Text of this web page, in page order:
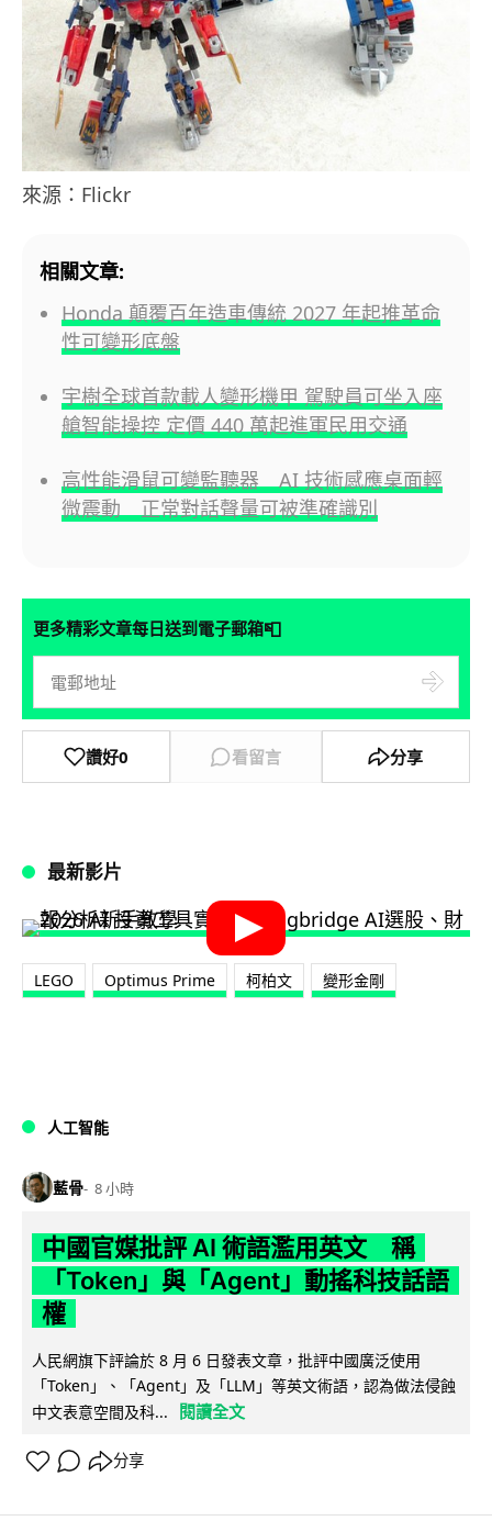
來源：Flickr
相關文章:
Honda 顛覆百年造車傳統 2027 年起推革命
性可變形底盤
宇樹全球首款載人變形機甲 駕駛員可坐入座
艙智能操控 定價 440 萬起進軍民用交通
高性能滑鼠可變監聽器 AI 技術感應桌面輕
微震動 正常對話聲量可被準確識別
更多精彩文章每日送到電子郵箱📮
讚好0 看留言 分享
最新影片
LEGO Optimus Prime 柯柏文 變形金剛
人工智能
藍骨 8 小時
中國官媒批評 AI 術語濫用英文 稱
「Token」與「Agent」動搖科技話語
權
人民網旗下評論於 8 月 6 日發表文章，批評中國廣泛使用
「Token」、「Agent」及「LLM」等英文術語，認為做法侵蝕
中文表意空間及科...
閱讀全文
分享